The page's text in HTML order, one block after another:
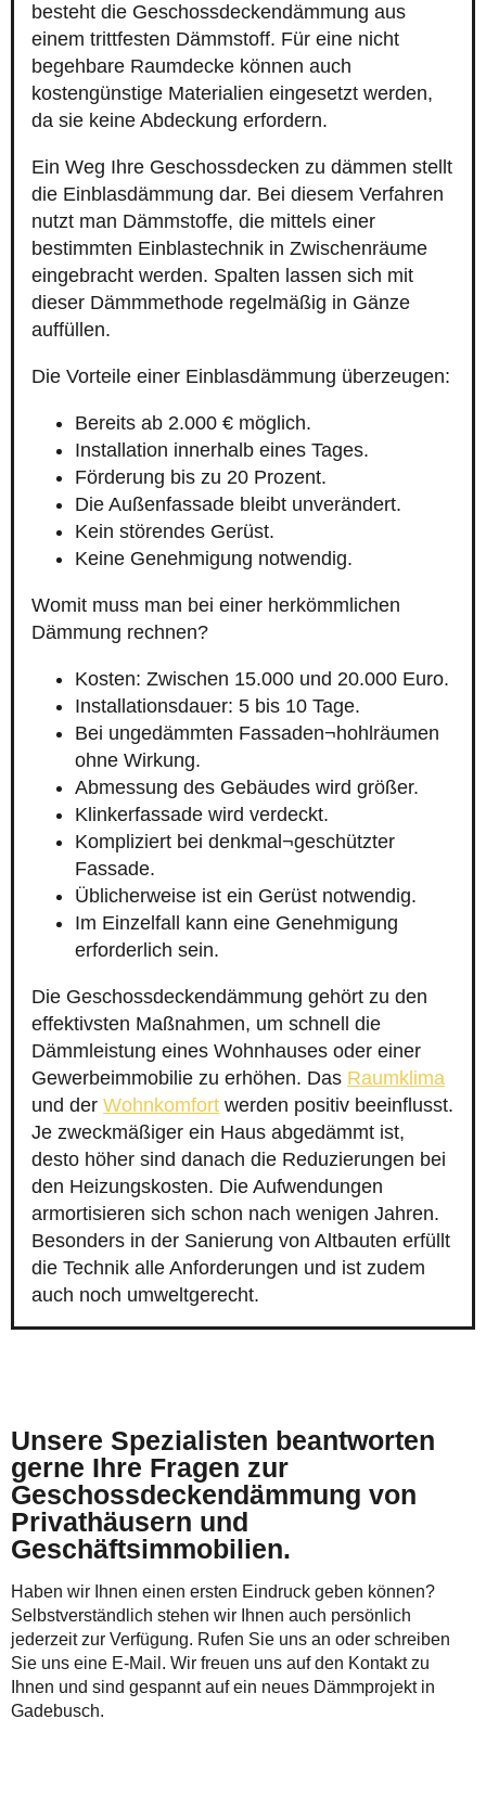
besteht die Geschossdeckendämmung aus
einem trittfesten Dämmstoff. Für eine nicht
begehbare Raumdecke können auch
kostengünstige Materialien eingesetzt werden,
da sie keine Abdeckung erfordern.
Ein Weg Ihre Geschossdecken zu dämmen stellt
die Einblasdämmung dar. Bei diesem Verfahren
nutzt man Dämmstoffe, die mittels einer
bestimmten Einblastechnik in Zwischenräume
eingebracht werden. Spalten lassen sich mit
dieser Dämmmethode regelmäßig in Gänze
auffüllen.
Die Vorteile einer Einblasdämmung überzeugen:
Bereits ab 2.000 € möglich.
Installation innerhalb eines Tages.
Förderung bis zu 20 Prozent.
Die Außenfassade bleibt unverändert.
Kein störendes Gerüst.
Keine Genehmigung notwendig.
Womit muss man bei einer herkömmlichen
Dämmung rechnen?
Kosten: Zwischen 15.000 und 20.000 Euro.
Installationsdauer: 5 bis 10 Tage.
Bei ungedämmten Fassaden¬hohlräumen
ohne Wirkung.
Abmessung des Gebäudes wird größer.
Klinkerfassade wird verdeckt.
Kompliziert bei denkmal¬geschützter
Fassade.
Üblicherweise ist ein Gerüst notwendig.
Im Einzelfall kann eine Genehmigung
erforderlich sein.
Die Geschossdeckendämmung gehört zu den
effektivsten Maßnahmen, um schnell die
Dämmleistung eines Wohnhauses oder einer
Gewerbeimmobilie zu erhöhen. Das Raumklima
und der Wohnkomfort werden positiv beeinflusst.
Je zweckmäßiger ein Haus abgedämmt ist,
desto höher sind danach die Reduzierungen bei
den Heizungskosten. Die Aufwendungen
armortisieren sich schon nach wenigen Jahren.
Besonders in der Sanierung von Altbauten erfüllt
die Technik alle Anforderungen und ist zudem
auch noch umweltgerecht.
Unsere Spezialisten beantworten
gerne Ihre Fragen zur
Geschossdeckendämmung von
Privathäusern und
Geschäftsimmobilien.
Haben wir Ihnen einen ersten Eindruck geben können?
Selbstverständlich stehen wir Ihnen auch persönlich
jederzeit zur Verfügung. Rufen Sie uns an oder schreiben
Sie uns eine E-Mail. Wir freuen uns auf den Kontakt zu
Ihnen und sind gespannt auf ein neues Dämmprojekt in
Gadebusch.